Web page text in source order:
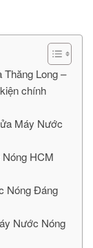
Thăng Long –
chính
Máy Nước
HCM
Nóng Đáng
Nước Nóng